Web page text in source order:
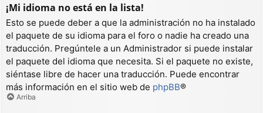
¡Mi idioma no está en la lista!
Esto se puede deber a que la administración no ha instalado
el paquete de su idioma para el foro o nadie ha creado una
traducción. Pregúntele a un Administrador si puede instalar
el paquete del idioma que necesita. Si el paquete no existe,
siéntase libre de hacer una traducción. Puede encontrar
más información en el sitio web de phpBB®
Arriba